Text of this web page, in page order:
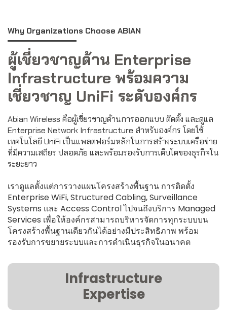
Why Organizations Choose ABIAN
ผู้เชี่ยวชาญด้าน Enterprise
Infrastructure พร้อมความ
เชี่ยวชาญ UniFi ระดับองค์กร
Abian Wireless คือผู้เชี่ยวชาญด้านการออกแบบ ติดตั้ง และดูแล
Enterprise Network Infrastructure สำหรับองค์กร โดยใช้
เทคโนโลยี UniFi เป็นแพลตฟอร์มหลักในการสร้างระบบเครือข่าย
ที่มีความเสถียร ปลอดภัย และพร้อมรองรับการเติบโตของธุรกิจใน
ระยะยาว
เราดูแลตั้งแต่การวางแผนโครงสร้างพื้นฐาน การติดตั้ง
Enterprise WiFi, Structured Cabling, Surveillance
Systems และ Access Control ไปจนถึงบริการ Managed
Services เพื่อให้องค์กรสามารถบริหารจัดการทุกระบบบน
โครงสร้างพื้นฐานเดียวกันได้อย่างมีประสิทธิภาพ พร้อม
รองรับการขยายระบบและการดำเนินธุรกิจในอนาคต
Infrastructure
Expertise